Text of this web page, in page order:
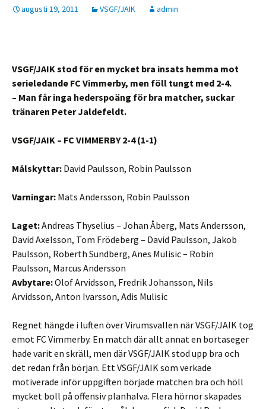
augusti 19, 2011 VSGF/JAIK admin
VSGF/JAIK stod för en mycket bra insats hemma mot
serieledande FC Vimmerby, men föll tungt med 2-4.
– Man får inga hederspoäng för bra matcher, suckar
tränaren Peter Jaldefeldt.
VSGF/JAIK – FC VIMMERBY 2-4 (1-1)
Målskyttar: David Paulsson, Robin Paulsson
Varningar: Mats Andersson, Robin Paulsson
Laget:Andreas Thyselius – Johan Åberg, Mats Andersson,
David Axelsson, Tom Frödeberg – David Paulsson, Jakob
Paulsson, Roberth Sundberg, Anes Mulisic – Robin
Paulsson, Marcus Andersson
Avbytare:Olof Arvidsson, Fredrik Johansson, Nils
Arvidsson, Anton Ivarsson, Adis Mulisic
Regnet hängde i luften över Virumsvallen när VSGF/JAIK tog
emot FC Vimmerby. En match där allt annat en bortaseger
hade varit en skräll, men där VSGF/JAIK stod upp bra och
det redan från början. Ett VSGF/JAIK som verkade
motiverade inför uppgiften började matchen bra och höll
mycket boll på offensiv planhalva. Flera hörnor skapades